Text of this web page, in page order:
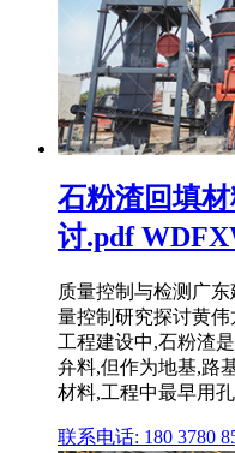
石粉渣回填
讨.pdf
质量控制与检测广
量控制研究探讨黄
工程建设中,石粉渣
弁料,但作为地基,路
材料,工程中最早用
联系电话: 180 3780